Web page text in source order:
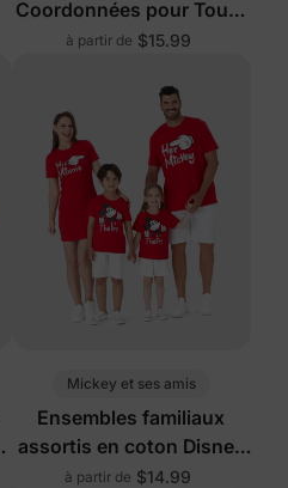
Coordonnées pour Toute
la Famille Bleu Profond
à partir de $15.99
Mickey et ses amis
Ensembles familiaux
assortis en coton Disney
rouge
à partir de $14.99